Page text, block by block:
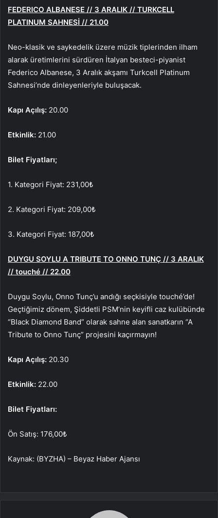
FEDERICO ALBANESE // 3 ARALIK // TURKCELL
PLATINUM SAHNESİ // 21.00
Neo-klasik ve saykedelik üzere müzik tiplerinden ilham
alarak üretimlerini sürdüren İtalyan besteci-piyanist
Federico Albanese, 3 Aralık akşamı Turkcell Platinum
Sahnesi’nde dinleyenleriyle buluşacak.
Kapı Açılış: 20.00
Etkinlik: 21.00
Bilet Fiyatları;
1. Kategori Fiyat: 231,00₺
2. Kategori Fiyat: 209,00₺
3. Kategori Fiyat: 187,00₺
DUYGU SOYLU A TRIBUTE TO ONNO TUNÇ // 3 ARALIK
// touché // 22.00
Duygu Soylu, Onno Tunç’u andığı seçkisiyle touché’de!
Geçtiğimiz dönem, Şiddetli PSM’nin keyifli caz kulübünde
“Black Diamond Band” olarak sahne alan sanatkarın “A
Tribute to Onno Tunç” projesini kaçırmayın!
Kapı Açılış: 20.30
Etkinlik: 22.00
Bilet Fiyatları:
Ön Satış: 176,00₺
Kaynak: (BYZHA) – Beyaz Haber Ajansı